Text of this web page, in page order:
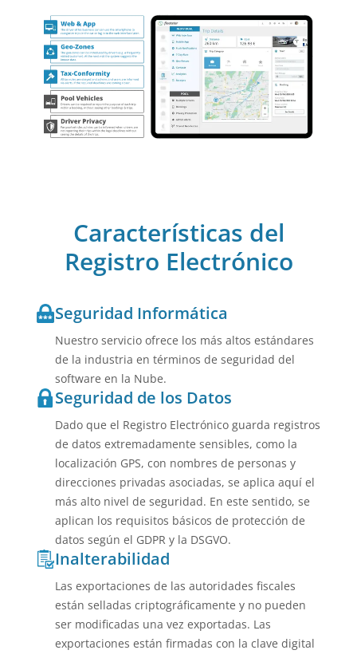
Características del
Registro Electrónico
Seguridad Informática
Nuestro servicio ofrece los más altos estándares
de la industria en términos de seguridad del
software en la Nube.
Seguridad de los Datos
Dado que el Registro Electrónico guarda registros
de datos extremadamente sensibles, como la
localización GPS, con nombres de personas y
direcciones privadas asociadas, se aplica aquí el
más alto nivel de seguridad. En este sentido, se
aplican los requisitos básicos de protección de
datos según el GDPR y la DSGVO.
Inalterabilidad
Las exportaciones de las autoridades fiscales
están selladas criptográficamente y no pueden
ser modificadas una vez exportadas. Las
exportaciones están firmadas con la clave digital